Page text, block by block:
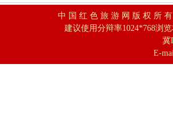
中 国 红 色 旅 游 网 版 权 所
建议使用分辩率1024*768浏
冀
E-